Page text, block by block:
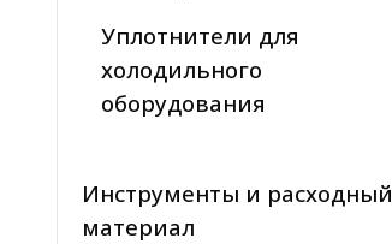
Уплотнители для
холодильного
оборудования
Инструменты и расходный
материал